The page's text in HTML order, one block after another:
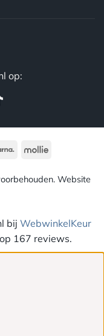
op:
Klarna Mollie
Website
bij WebwinkelKeur
167 reviews.